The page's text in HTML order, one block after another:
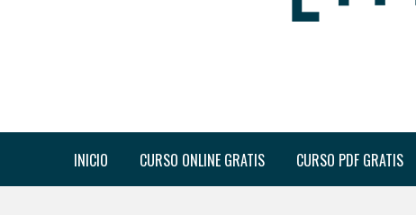
INICIO CURSO ONLINE GRATIS CURSO PDF GRATIS